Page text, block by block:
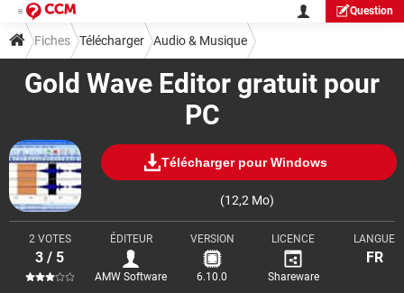
Question
Gold Wave Editor gratuit pour
PC
Télécharger pour Windows
(12,2 Mo)
2 VOTES
3 / 5
ÉDITEUR
AMW Software
VERSION
6.10.0
LICENCE
Shareware
LANGUE
FR
Fiches Télécharger Audio & Musique